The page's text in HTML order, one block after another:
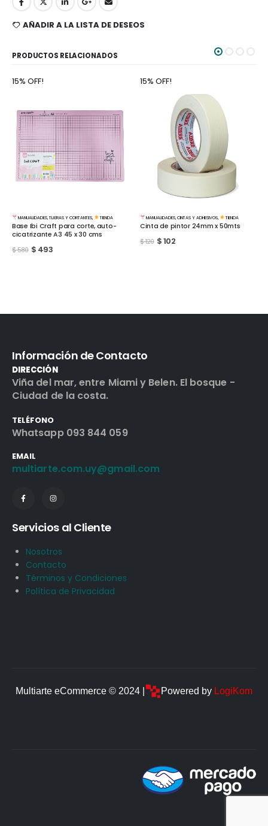
AÑADIR A LA LISTA DE DESEOS
PRODUCTOS RELACIONADOS
15% OFF!
MANUALIDADES,CINTAS Y ADHESIVOS,
Cinta de pintor 24mm x 50mts
15% OFF!
MANUALIDADES,BASES Y MATERIALES,
Lija al agua Hoja grano 120
$ 30
Información de Contacto
DIRECCIÓN
Viña del mar, entre Miami y Belen. El bosque -
Ciudad de la costa.
TELÉFONO
Whatsapp 093 844 059
EMAIL
multiarte.com.uy@gmail.com
Servicios al Cliente
Nosotros
Contacto
Términos y Condiciones
Política de Privacidad
Multiarte eCommerce © 2024 | Powered by LogiKom